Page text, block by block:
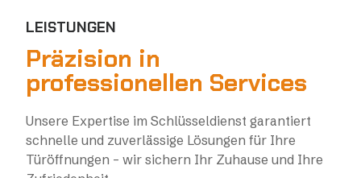
LEISTUNGEN
Präzision in
professionellen Services
Unsere Expertise im Schlüsseldienst garantiert
schnelle und zuverlässige Lösungen für Ihre
Türöffnungen – wir sichern Ihr Zuhause und Ihre